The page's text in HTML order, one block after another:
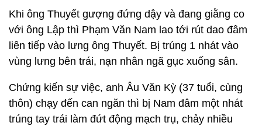
Khi ông Thuyết gượng đứng dậy và đang giằng co
với ông Lập thì Phạm Văn Nam lao tới rút dao đâm
liên tiếp vào lưng ông Thuyết. Bị trúng 1 nhát vào
vùng lưng bên trái, nạn nhân ngã gục xuống sân.
Chứng kiến sự việc, anh Âu Văn Kỳ (37 tuổi, cùng
thôn) chạy đến can ngăn thì bị Nam đâm một nhát
trúng tay trái làm đứt động mạch trụ, chảy nhiều